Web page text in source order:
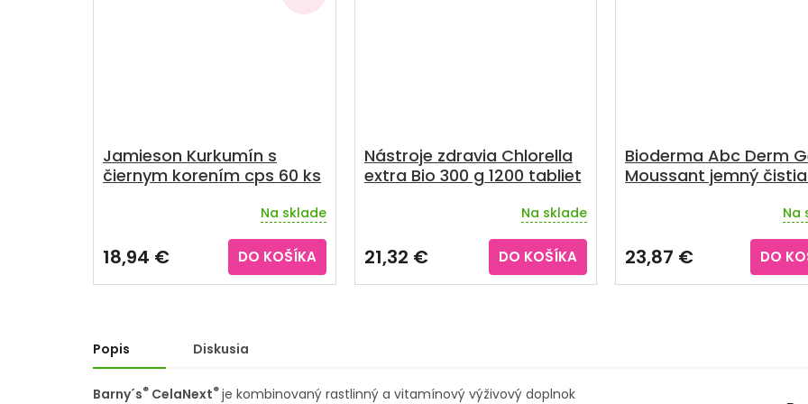
Jamieson Kurkumín s
čiernym korením cps 60 ks
Na sklade
18,94 € DO KOŠÍKA
Nástroje zdravia Chlorella
extra Bio 300 g 1200 tabliet
Na sklade
21,32 € DO KOŠÍKA
Bioderma Abc Derm
Moussant jemný
produktu
je
5,0
Na
23,87 € DO
Popis Diskusia
Barny´s® CelaNext® je kombinovaný rastlinný a vitamínový výživový doplnok